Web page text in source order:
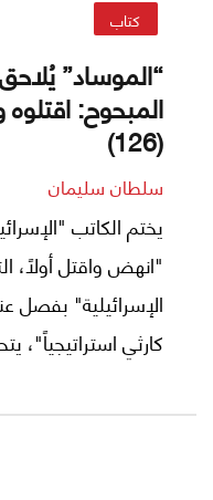
كتاب
“الموساد”
المبحوح:
(126)
سلطان سليمان
يختم الكاتب
"انهض واقتل أولاً،
الإسرائيلية" بفصل
كارثي استراتيجياً"،
مدينة دبي